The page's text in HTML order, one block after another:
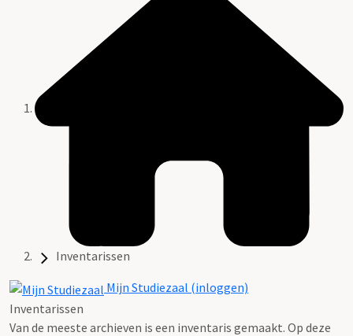
Inventarissen
Mijn Studiezaal (inloggen)
Inventarissen
Van de meeste archieven is een inventaris gemaakt. Op deze